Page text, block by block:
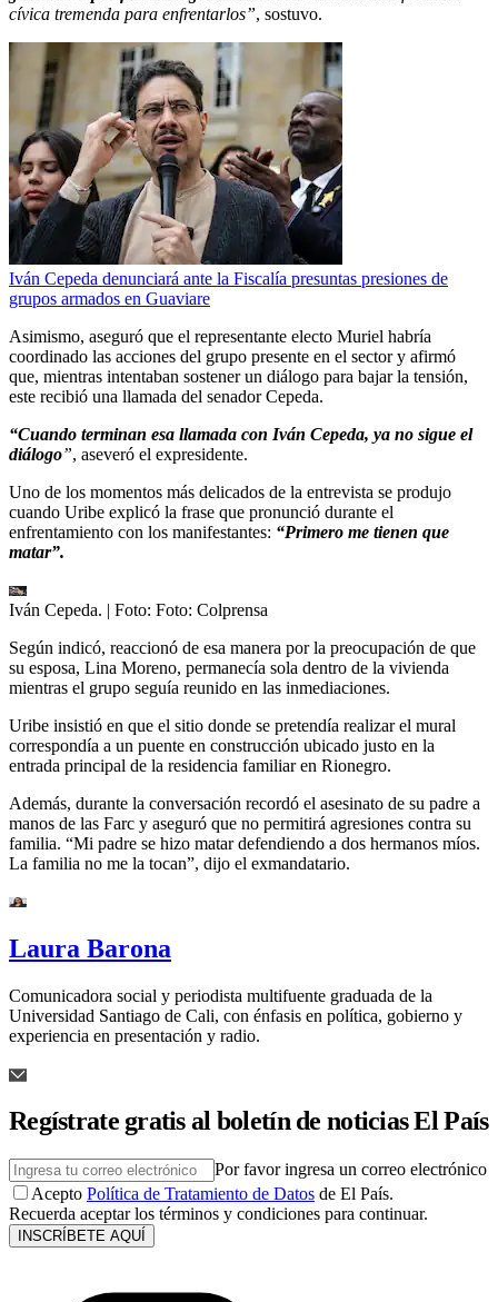
cívica tremenda para enfrentarlos”, sostuvo.
Iván Cepeda denunciará ante la Fiscalía presuntas presiones de
grupos armados en Guaviare
Asimismo, aseguró que el representante electo Muriel habría
coordinado las acciones del grupo presente en el sector y afirmó
que, mientras intentaban sostener un diálogo para bajar la tensión,
este recibió una llamada del senador Cepeda.
“Cuando terminan esa llamada con Iván Cepeda, ya no sigue el
diálogo”, aseveró el expresidente.
Uno de los momentos más delicados de la entrevista se produjo
cuando Uribe explicó la frase que pronunció durante el
enfrentamiento con los manifestantes: “Primero me tienen que
matar”.
Iván Cepeda. | Foto: Foto: Colprensa
Según indicó, reaccionó de esa manera por la preocupación de que
su esposa, Lina Moreno, permanecía sola dentro de la vivienda
mientras el grupo seguía reunido en las inmediaciones.
Uribe insistió en que el sitio donde se pretendía realizar el mural
correspondía a un puente en construcción ubicado justo en la
entrada principal de la residencia familiar en Rionegro.
Además, durante la conversación recordó el asesinato de su padre a
manos de las Farc y aseguró que no permitirá agresiones contra su
familia. “Mi padre se hizo matar defendiendo a dos hermanos míos.
La familia no me la tocan”, dijo el exmandatario.
Laura Barona
Comunicadora social y periodista multifuente graduada de la
Universidad Santiago de Cali, con énfasis en política, gobierno y
experiencia en presentación y radio.
Regístrate gratis al boletín de noticias El País
Por favor ingresa un correo electrónico
Acepto Política de Tratamiento de Datos de El País.
Recuerda aceptar los términos y condiciones para continuar.
INSCRÍBETE AQUÍ